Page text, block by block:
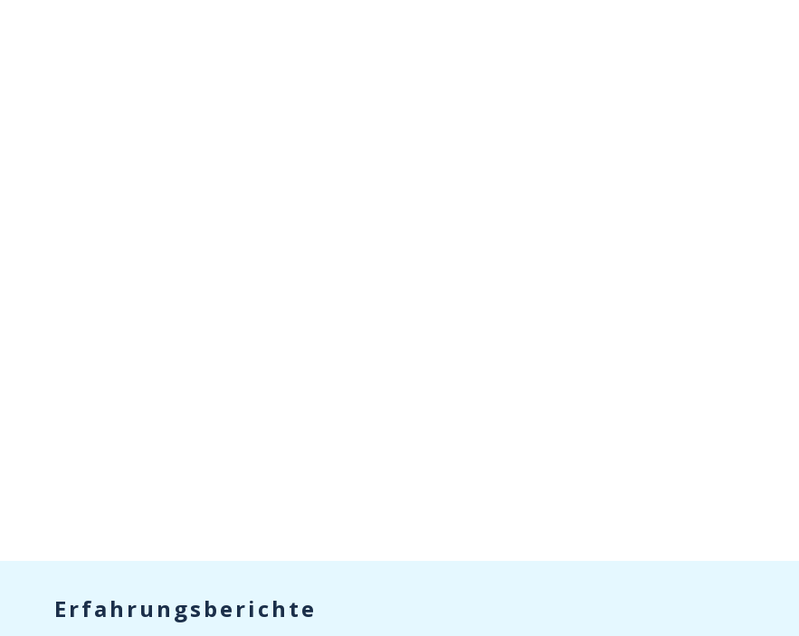
Erfahrungsberichte